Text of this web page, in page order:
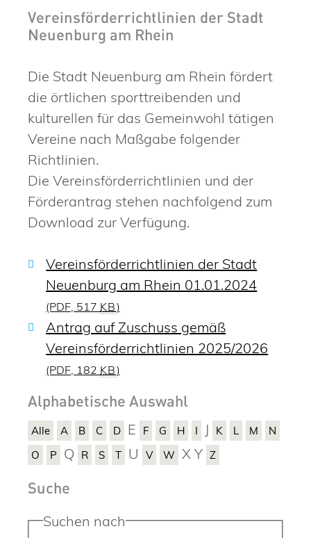
Vereinsförderrichtlinien der Stadt
Neuenburg am Rhein
Die Stadt Neuenburg am Rhein fördert
die örtlichen sporttreibenden und
kulturellen für das Gemeinwohl tätigen
Vereine nach Maßgabe folgender
Richtlinien.
Die Vereinsförderrichtlinien und der
Förderantrag stehen nachfolgend zum
Download zur Verfügung.
Vereinsförderrichtlinien der Stadt
Neuenburg am Rhein 01.01.2024
(PDF, 517 KB)
Antrag auf Zuschuss gemäß
Vereinsförderrichtlinien 2025/2026
(PDF, 182 KB)
Alphabetische Auswahl
Alle A B C D E F G H I J K L M
N
O
P Q R S T U V W X Y Z
Suche
Suchen nach